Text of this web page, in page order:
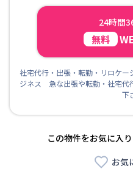
24時間
無料
社宅代行・出張・転勤・リロケ
ジネス 急な出張や転勤・社宅代
下
この物件をお気に入
お気